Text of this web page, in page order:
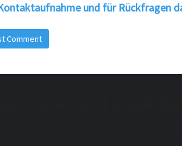
und für Rückfragen